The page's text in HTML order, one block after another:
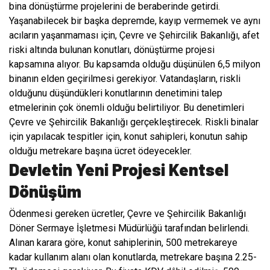
bina dönüştürme projelerini de beraberinde getirdi.
Yaşanabilecek bir başka depremde, kayıp vermemek ve aynı
acıların yaşanmaması için, Çevre ve Şehircilik Bakanlığı, afet
riski altında bulunan konutları, dönüştürme projesi
kapsamına alıyor. Bu kapsamda olduğu düşünülen 6,5 milyon
binanın elden geçirilmesi gerekiyor. Vatandaşların, riskli
olduğunu düşündükleri konutlarının denetimini talep
etmelerinin çok önemli olduğu belirtiliyor. Bu denetimleri
Çevre ve Şehircilik Bakanlığı gerçekleştirecek. Riskli binalar
için yapılacak tespitler için, konut sahipleri, konutun sahip
olduğu metrekare başına ücret ödeyecekler.
Devletin Yeni Projesi Kentsel
Dönüşüm
Ödenmesi gereken ücretler, Çevre ve Şehircilik Bakanlığı
Döner Sermaye İşletmesi Müdürlüğü tarafından belirlendi.
Alınan karara göre, konut sahiplerinin, 500 metrekareye
kadar kullanım alanı olan konutlarda, metrekare başına 2.25-